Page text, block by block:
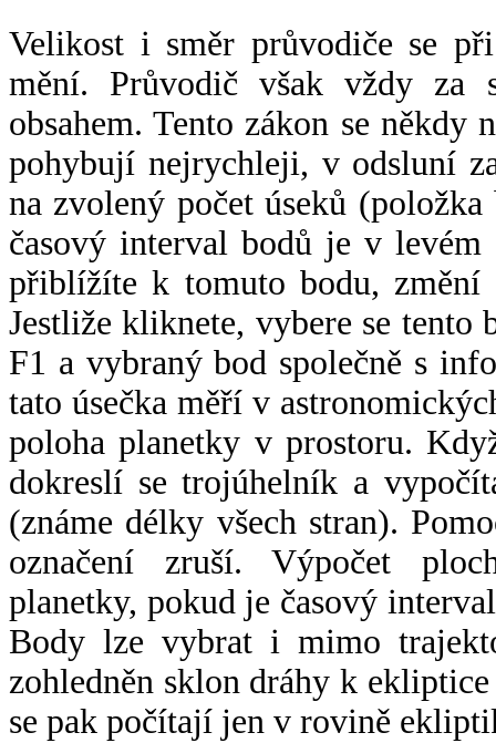
Velikost i směr průvodiče se
mění. Průvodič však vždy za
obsahem. Tento zákon se někdy
pohybují nejrychleji, v odsluní
na zvolený počet úseků
časový interval bodů je v
přiblížíte k tomuto bodu,
Jestliže kliknete, vybere se tento
F1 a vybraný bod společně s
tato úsečka měří v
poloha planetky v prostoru.
dokreslí se trojúhelník a
(známe délky všech stran).
označení zruší. Výpočet
planetky, pokud je časový
Body lze vybrat i mimo
zohledněn sklon dráhy k
se pak počítají jen v rovině